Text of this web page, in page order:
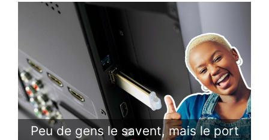
Peu de gens le savent, mais le port